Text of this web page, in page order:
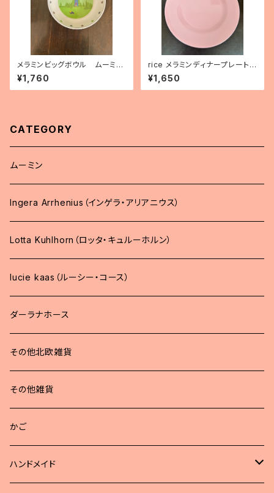
メラミンビッグボウル ムーミン
ハウス
¥1,760
rice メラミンディナープレート
（バレエシューズピンク）
¥1,650
CATEGORY
ムーミン
Ingera Arrhenius（インゲラ・アリアニウス）
Lotta Kuhlhorn（ロッタ・キュルーホルン）
lucie kaas（ルーシー・コース）
ダーラナホース
その他北欧雑貨
その他雑貨
かご
ハンドメイド